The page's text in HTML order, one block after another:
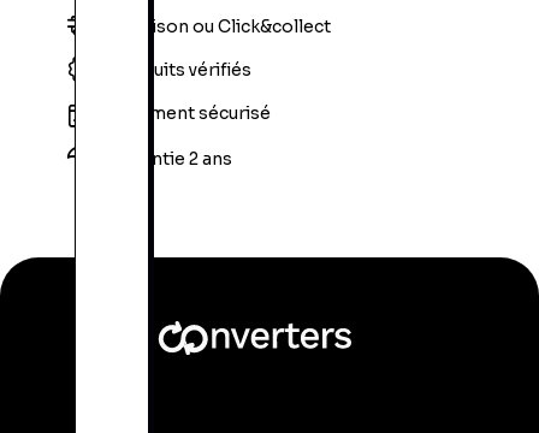
Livraison ou Click&collect
Produits vérifiés
Paiement sécurisé
Garantie 2 ans